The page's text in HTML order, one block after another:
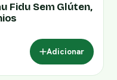
Fidu Sem Glúten,
Adicionar